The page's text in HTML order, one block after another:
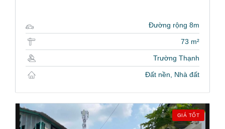
Đường rộng 8m
73 m²
Trường Thạnh
Đất nền, Nhà đất
GIÁ TỐT